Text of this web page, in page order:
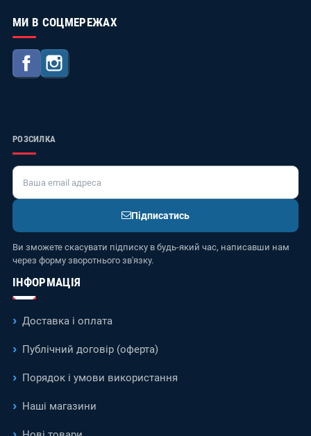
МИ В СОЦМЕРЕЖАХ
Facebook
РОЗСИЛКА
Підписатись
Ви зможете скасувати підписку в будь-який час, написавши нам
через форму зворотнього зв'язку.
ІНФОРМАЦІЯ
Доставка і оплата
Публічний договір (оферта)
Порядок і умови використання
Наші магазини